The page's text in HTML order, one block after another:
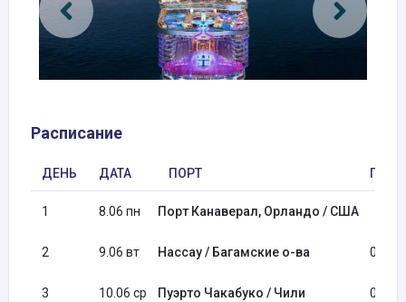
Расписание
ДЕНЬ ДАТА ПОРТ
1 8.06 пн Порт Канаверал, Орландо / США
2 9.06 вт Нассау / Багамские о-ва 09:00
3 10.06 ср Пуэрто Чакабуко / Чили 07:00